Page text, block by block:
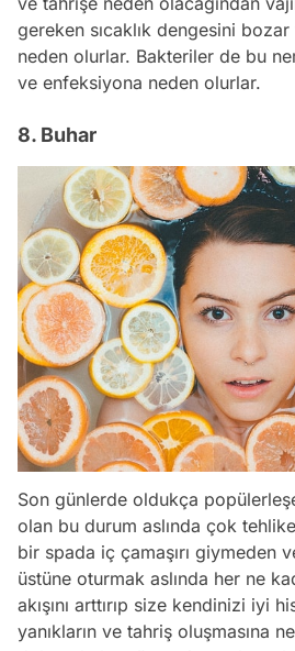
gereken sıcaklık dengesini bozar
neden olurlar. Bakteriler de bu
ve enfeksiyona neden olurlar.
8. Buhar
Son günlerde oldukça
olan bu durum aslında çok
bir spada iç çamaşırı giymeden
üstüne oturmak aslında her ne
akışını arttırıp size kendinizi iyi
yanıkların ve tahriş oluşmasına